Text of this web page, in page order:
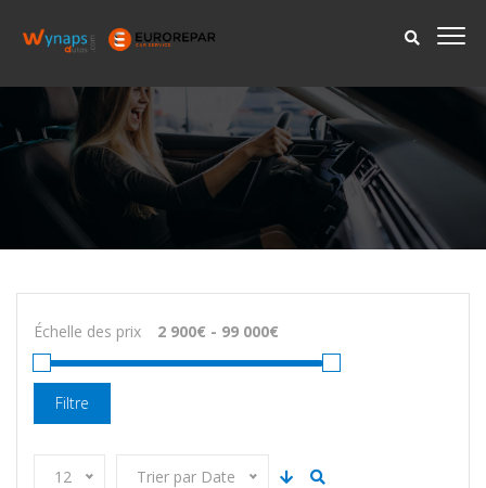
Échelle des prix
Filtre
12 Trier par Date